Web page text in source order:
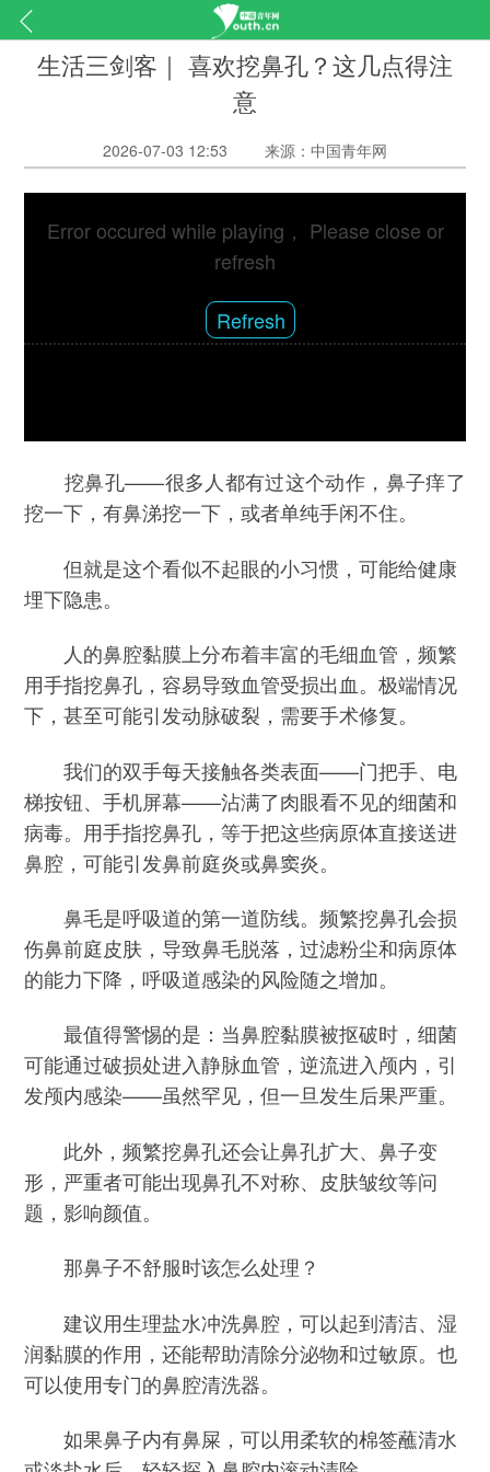
生活三剑客｜ 喜欢挖鼻孔？这几点得注
意
2026-07-03 12:53 来源：中国青年网
Error occured while playing， Please close or
refresh
Refresh
挖鼻孔——很多人都有过这个动作，鼻子痒了
挖一下，有鼻涕挖一下，或者单纯手闲不住。
但就是这个看似不起眼的小习惯，可能给健康
埋下隐患。
人的鼻腔黏膜上分布着丰富的毛细血管，频繁
用手指挖鼻孔，容易导致血管受损出血。极端情况
下，甚至可能引发动脉破裂，需要手术修复。
我们的双手每天接触各类表面——门把手、电
梯按钮、手机屏幕——沾满了肉眼看不见的细菌和
病毒。用手指挖鼻孔，等于把这些病原体直接送进
鼻腔，可能引发鼻前庭炎或鼻窦炎。
鼻毛是呼吸道的第一道防线。频繁挖鼻孔会损
伤鼻前庭皮肤，导致鼻毛脱落，过滤粉尘和病原体
的能力下降，呼吸道感染的风险随之增加。
最值得警惕的是：当鼻腔黏膜被抠破时，细菌
可能通过破损处进入静脉血管，逆流进入颅内，引
发颅内感染——虽然罕见，但一旦发生后果严重。
此外，频繁挖鼻孔还会让鼻孔扩大、鼻子变
形，严重者可能出现鼻孔不对称、皮肤皱纹等问
题，影响颜值。
那鼻子不舒服时该怎么处理？
建议用生理盐水冲洗鼻腔，可以起到清洁、湿
润黏膜的作用，还能帮助清除分泌物和过敏原。也
可以使用专门的鼻腔清洗器。
如果鼻子内有鼻屎，可以用柔软的棉签蘸清水